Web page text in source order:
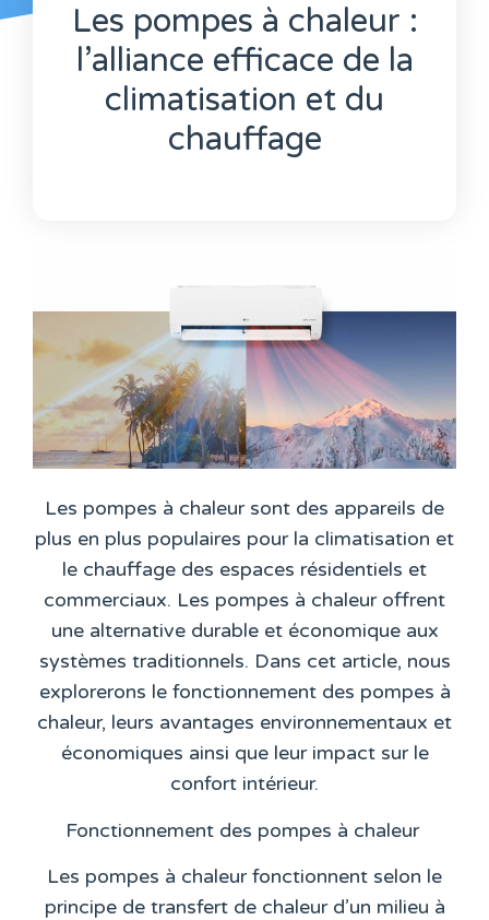
Les pompes à chaleur :
l’alliance efficace de la
climatisation et du
chauffage
Les pompes à chaleur sont des appareils de
plus en plus populaires pour la climatisation et
le chauffage des espaces résidentiels et
commerciaux. Les pompes à chaleur offrent
une alternative durable et économique aux
systèmes traditionnels. Dans cet article, nous
explorerons le fonctionnement des pompes à
chaleur, leurs avantages environnementaux et
économiques ainsi que leur impact sur le
confort intérieur.
Fonctionnement des pompes à chaleur
Les pompes à chaleur fonctionnent selon le
principe de transfert de chaleur d’un milieu à